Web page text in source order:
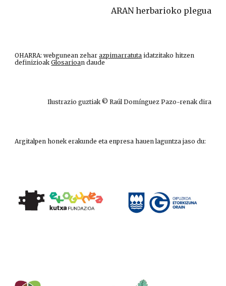
ARAN herbarioko plegua
OHARRA: webgunean zeharazpimarratuta idatzitako hitzen
definizioakGlosarioan daude
Ilustrazio guztiak © Raúl Domínguez Pazo-renak dira
Argitalpen honek erakunde eta enpresa hauen laguntza jaso du: